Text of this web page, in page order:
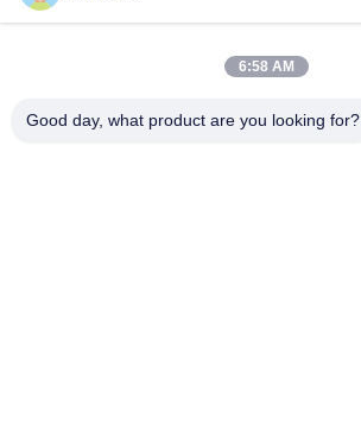
6:58 AM
Good day, what product are you looking for?